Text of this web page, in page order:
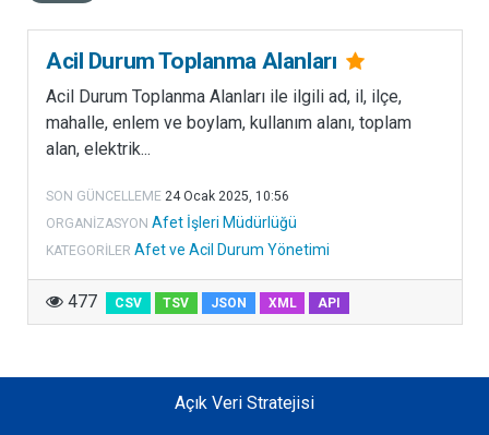
Acil Durum Toplanma Alanları
Acil Durum Toplanma Alanları ile ilgili ad, il, ilçe,
mahalle, enlem ve boylam, kullanım alanı, toplam
alan, elektrik...
SON GÜNCELLEME 24 Ocak 2025, 10:56
ORGANIZASYON Afet İşleri Müdürlüğü
KATEGORILER Afet ve Acil Durum Yönetimi
477 CSV TSV JSON XML API
Açık Veri Stratejisi